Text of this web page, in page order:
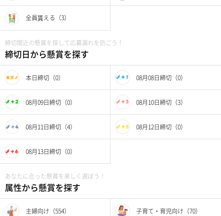
全員貰える（3）
締切間近の懸賞を探して応募漏れを防ごう！
締切日から懸賞を探す
本日締切（0） 08月08日締切（0）
08月09日締切（0） 08月10日締切（3）
08月11日締切（4） 08月12日締切（0）
08月13日締切（0）
あなたに合った懸賞を楽しく選ぼう！
属性から懸賞を探す
主婦向け（554） 子育て・育児向け（70）